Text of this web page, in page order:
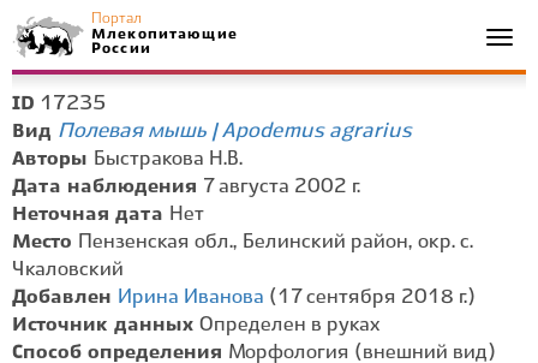
Портал
Млекопитающие
России
ID 17235
Вид Полевая мышь | Apodemus agrarius
Авторы Быстракова Н.В.
Дата наблюдения 7 августа 2002 г.
Неточная дата Нет
Место
Пензенская обл., Белинский район, окр. с.
Чкаловский
Добавлен Ирина Иванова (17 сентября 2018 г.)
Источник данных Определен в руках
Способ определения Морфология (внешний вид)